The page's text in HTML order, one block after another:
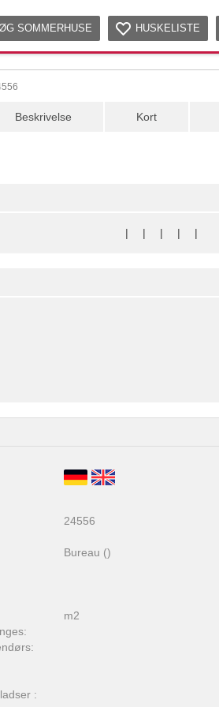
SOMMERHUSE HUSKELISTE
Beskrivelse Kort
| | | | |
24556
Bureau ()
m2
: